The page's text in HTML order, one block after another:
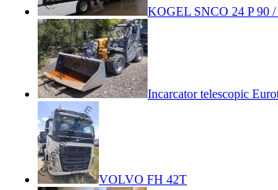
KOGEL SNCO 24 P 90
Incarcator telescopic
VOLVO FH 42T